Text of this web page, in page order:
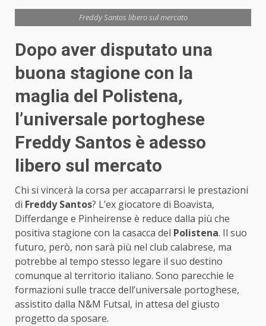
Freddy Santos libero sul mercato
Dopo aver disputato una
buona stagione con la
maglia del Polistena,
l’universale portoghese
Freddy Santos è adesso
libero sul mercato
Chi si vincerà la corsa per accaparrarsi le prestazioni
di Freddy Santos? L’ex giocatore di Boavista,
Differdange e Pinheirense è reduce dalla più che
positiva stagione con la casacca del Polistena. Il suo
futuro, però, non sarà più nel club calabrese, ma
potrebbe al tempo stesso legare il suo destino
comunque al territorio italiano. Sono parecchie le
formazioni sulle tracce dell’universale portoghese,
assistito dalla N&M Futsal, in attesa del giusto
progetto da sposare.